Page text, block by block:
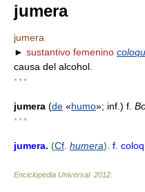
jumera
jumera
► sustantivo femenino
causa del alcohol.
* * *
jumera (de «humo»; inf.) f.
* * *
jumera. (Cf humera). f. coloq.
Enciclopedia Universal. 2012